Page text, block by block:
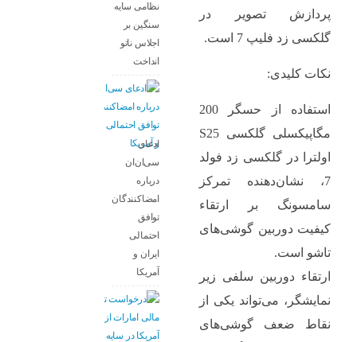
پردازش تصویر در
گلکسی زد فلیپ 7 است.
نکات کلیدی:
استفاده از حسگر 200
مگاپیکسلی گلکسی S25
اولترا در گلکسی زد فولد
7، نشان‌دهنده تمرکز
سامسونگ بر ارتقاء
کیفیت دوربین گوشی‌های
تاشو است.
ارتقاء دوربین سلفی زیر
نمایشگر، می‌تواند یکی از
نقاط ضعف گوشی‌های
نظامی سایه
سنگین بر
اجلاس ناتو
انداخت
ادعای
سی‌ان‌ان
درباره
امضاکنندگان
توافق
احتمالی
ایران و
آمریکا